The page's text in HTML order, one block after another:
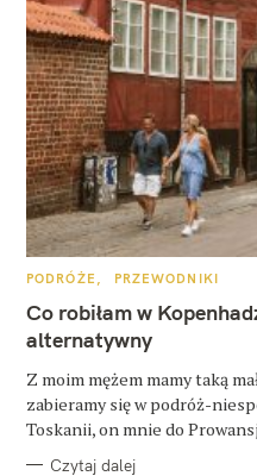
K
T
E
G
O
I
PODRÓŻE PRZEWODNIKI
Co robiłam w
alternatywny
Z moim mężem mamy taką
zabieramy się w podróż-
Toskanii, on mnie do
Czytaj dalej